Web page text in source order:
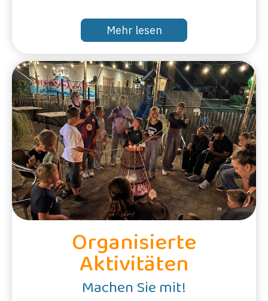
Mehr lesen
Organisierte
Aktivitäten
Machen Sie mit!